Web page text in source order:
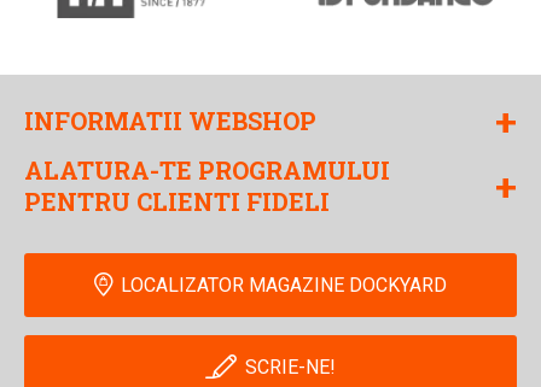
INFORMATII WEBSHOP +
ALATURA-TE PROGRAMULUI
PENTRU CLIENTI FIDELI
+
LOCALIZATOR MAGAZINE DOCKYARD
SCRIE-NE!